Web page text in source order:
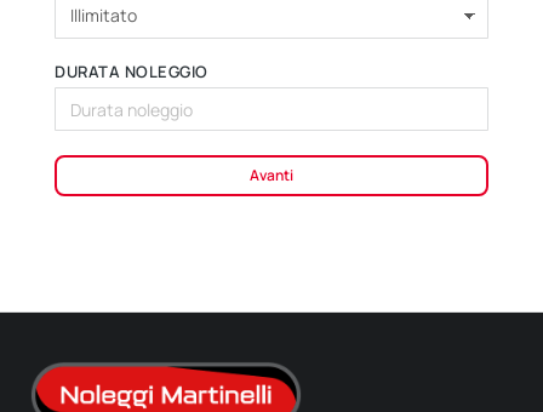
DURATA NOLEGGIO
Avanti